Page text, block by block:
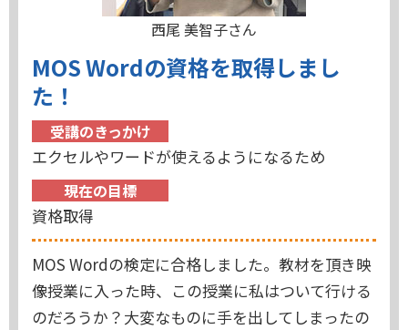
西尾 美智子さん
MOS Wordの資格を取得しまし
た！
受講のきっかけ
エクセルやワードが使えるようになるため
現在の目標
資格取得
MOS Wordの検定に合格しました。教材を頂き映
像授業に入った時、この授業に私はついて行ける
のだろうか？大変なものに手を出してしまったの